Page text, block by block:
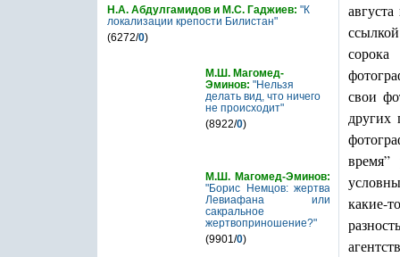
свои
других
какие-
Н.А. Абдулгамидов и М.С. Гаджиев: "К
локализации крепости Билистан"
(6272/0)
М.Ш. Магомед-
Эминов: "Нельзя
делать вид, что ничего
не происходит"
(8922/0)
М.Ш. Магомед-Эминов:
"Борис Немцов: жертва
Левиафана или
сакральное
жертвоприношение?"
(9901/0)